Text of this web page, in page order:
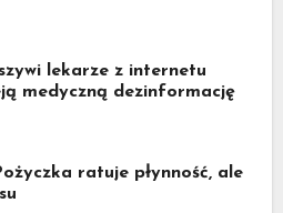
lekarze z internetu
medyczną dezinformację
ratuje płynność, ale